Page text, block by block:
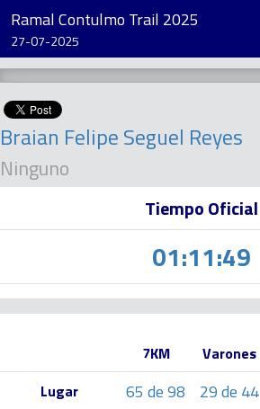
Ramal Contulmo Trail 2025
27-07-2025
Braian Felipe Seguel Reyes
Ninguno
Tiempo Oficial
01:11:49
7KM Varones
Lugar
65 de 98 29 de 44